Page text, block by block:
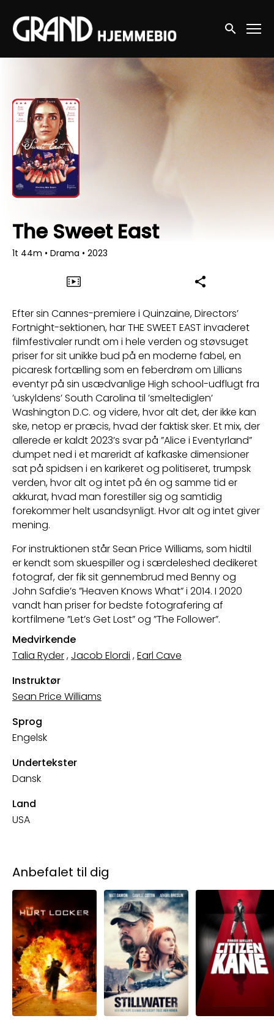
Accessibility Links
Søg nu
The Sweet East
1t 44m • Drama • 2023
Efter sin Cannes-premiere i Quinzaine, Directors’
Fortnight-sektionen, har THE SWEET EAST invaderet
filmfestivaler rundt om i hele verden og støvsuget
priser for sit unikke bud på en moderne fabel, en
picaresk fortælling som en feberdrøm om Lillians
eventyr på sin usædvanlige High school-udflugt fra
’uskyldens’ South Carolina til ’smeltediglen’
Washington D.C. og videre, hvor alt det, der ikke kan
ske, netop er præcis, hvad der faktisk sker. Et mix, der
allerede er kaldt 2023’s svar på ”Alice i Eventyrland”
dumpet ned i et mareridt af kafkaske dimensioner
sat på spidsen i en karikeret og politiseret, trumpsk
verden, hvor alt og intet på én og samme tid er
akkurat, hvad man forestiller sig og samtidig
forekommer helt usandsynligt. Hvor alt og intet giver
mening.
For instruktionen står Sean Price Williams, som hidtil
er kendt som skuespiller og i særdeleshed dedikeret
fotograf, der fik sit gennembrud med Benny og
John Safdie’s ”Heaven Knows What” i 2014. I 2020
vandt han priser for bedste fotografering af
kortfilmene ”Let’s Get Lost” og ”The Follower”.
Medvirkende
Talia Ryder, Jacob Elordi ,Earl Cave
Instruktør
Sean Price Williams
Sprog
Engelsk
Undertekster
Dansk
Land
USA
Anbefalet til dig